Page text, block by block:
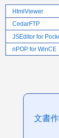
HtmlViewer
CedarFTP
JSEditor for
nPOP for WinCE
文書